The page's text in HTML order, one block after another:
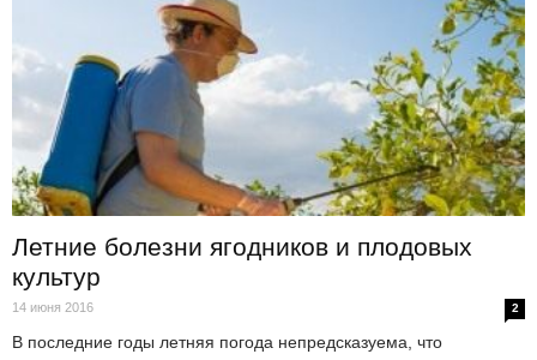
Летние болезни ягодников и плодовых
культур
14 июня 2016 2
В последние годы летняя погода непредсказуема, что